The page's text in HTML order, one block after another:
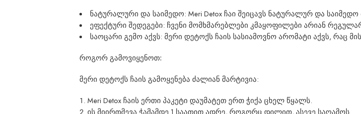
ნატურალური და საიმედო: Meri Detox ჩაი შეიცავს ნატურალურ და
ეფექტური შედეგები: ჩვენი მომხმარებლები კმაყოფილები არიან
საოცარი გემო აქვს: მერი დეტოქს ჩაის სასიამოვნო არომატი აქვს, რაც
როგორ გამოვიყენოთ:
მერი დეტოქს ჩაის გამოყენება ძალიან მარტივია:
Meri Detox ჩაის ერთი პაკეტი დაუმატეთ ერთ ჭიქა ცხელ წყალს.
ის მიირთმევა ჭამამდე 1 საათით ადრე, როგორც დილით, ასევე საღამოს.